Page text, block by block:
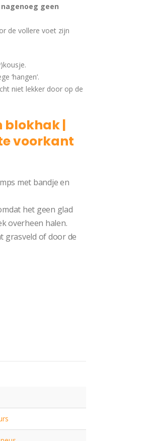
geen
de vollere voet zijn
‘hangen’.
niet lekker door op de
blokhak |
voorkant
met bandje en
het geen glad
overheen halen.
grasveld of door de